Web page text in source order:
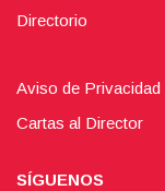
Directorio
Aviso de Privacidad
Cartas al Director
SÍGUENOS